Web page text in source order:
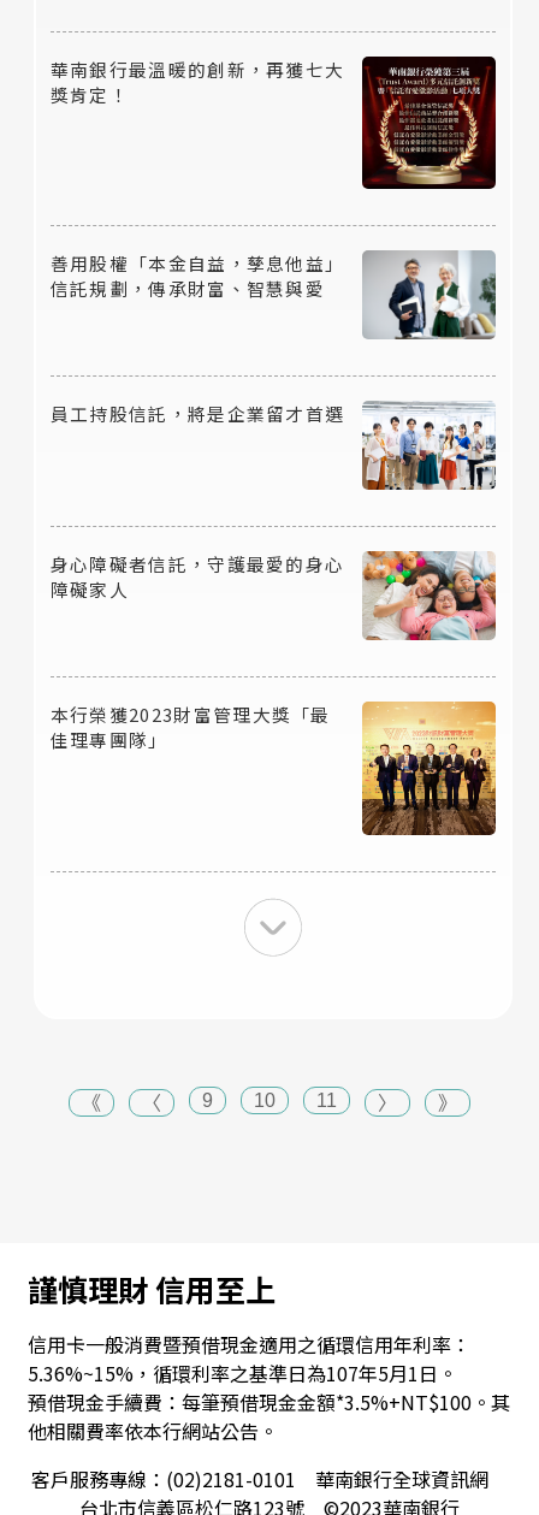
華南銀行最溫暖的創新，再獲七大
獎肯定！
善用股權「本金自益，孳息他益」
信託規劃，傳承財富、智慧與愛
員工持股信託，將是企業留才首選
身心障礙者信託，守護最愛的身心
障礙家人
本行榮獲2023財富管理大獎「最
佳理專團隊」
《 〈 9 10 11 〉 》
謹慎理財 信用至上
信用卡一般消費暨預借現金適用之循環信用年利率：
5.36%~15%，循環利率之基準日為107年5月1日。
預借現金手續費：每筆預借現金金額*3.5%+NT$100。其
他相關費率依本行網站公告。
客戶服務專線：(02)2181-0101 華南銀行全球資訊網
台北市信義區松仁路123號 ©2023華南銀行